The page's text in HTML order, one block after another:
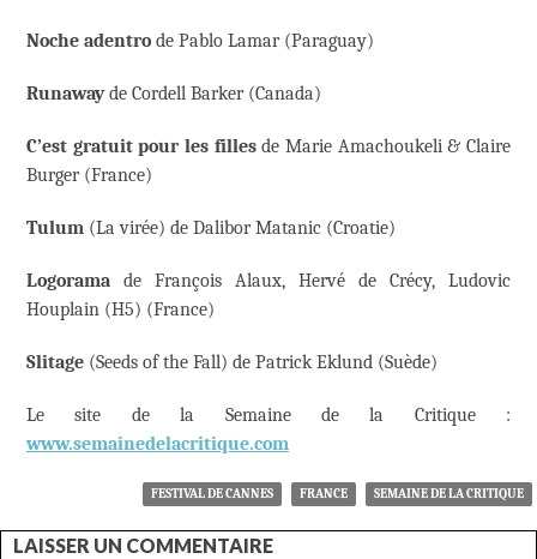
Noche adentro de Pablo Lamar (Paraguay)
Runawayde Cordell Barker (Canada)
C’est gratuit pour les fillesde Marie Amachoukeli & Claire
Burger (France)
Tulum (La virée) de Dalibor Matanic (Croatie)
Logorama de François Alaux, Hervé de Crécy, Ludovic
Houplain (H5) (France)
Slitage (Seeds of the Fall) de Patrick Eklund (Suède)
Le site de la Semaine de la Critique :
www.semainedelacritique.com
FESTIVAL DE CANNES FRANCE SEMAINE DE LA CRITIQUE
LAISSER UN COMMENTAIRE